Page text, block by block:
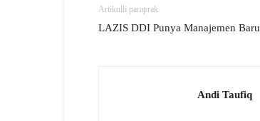
Artikulli paraprak
LAZIS DDI Punya Manajemen Baru
Andi Taufiq